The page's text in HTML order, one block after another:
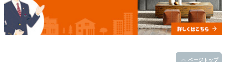
ページトップ